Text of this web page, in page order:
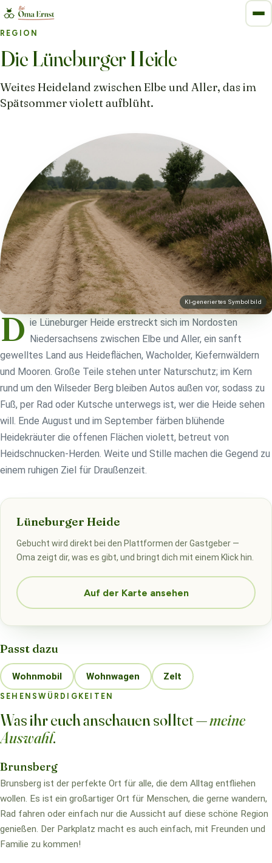
REGION
Die Lüneburger Heide
Weites Heideland zwischen Elbe und Aller, das im
Spätsommer violett aufblüht.
KI-generiertes Symbolbild
D ie Lüneburger Heide erstreckt sich im Nordosten
Niedersachsens zwischen Elbe und Aller, ein sanft
gewelltes Land aus Heideflächen, Wacholder, Kiefernwäldern
und Mooren. Große Teile stehen unter Naturschutz; im Kern
rund um den Wilseder Berg bleiben Autos außen vor, sodass zu
Fuß, per Rad oder Kutsche unterwegs ist, wer die Heide sehen
will. Ende August und im September färben blühende
Heidekräuter die offenen Flächen violett, betreut von
Heidschnucken-Herden. Weite und Stille machen die Gegend zu
einem ruhigen Ziel für Draußenzeit.
Lüneburger Heide
Gebucht wird direkt bei den Plattformen der Gastgeber —
Oma zeigt dir, was es gibt, und bringt dich mit einem Klick hin.
Auf der Karte ansehen
Passt dazu
Wohnmobil Wohnwagen Zelt
SEHENSWÜRDIGKEITEN
Was ihr euch anschauen solltet —meine
Auswahl.
Brunsberg
Brunsberg ist der perfekte Ort für alle, die dem Alltag entfliehen
wollen. Es ist ein großartiger Ort für Menschen, die gerne wandern,
Rad fahren oder einfach nur die Aussicht auf diese schöne Region
genießen. Der Parkplatz macht es auch einfach, mit Freunden und
Familie zu kommen!